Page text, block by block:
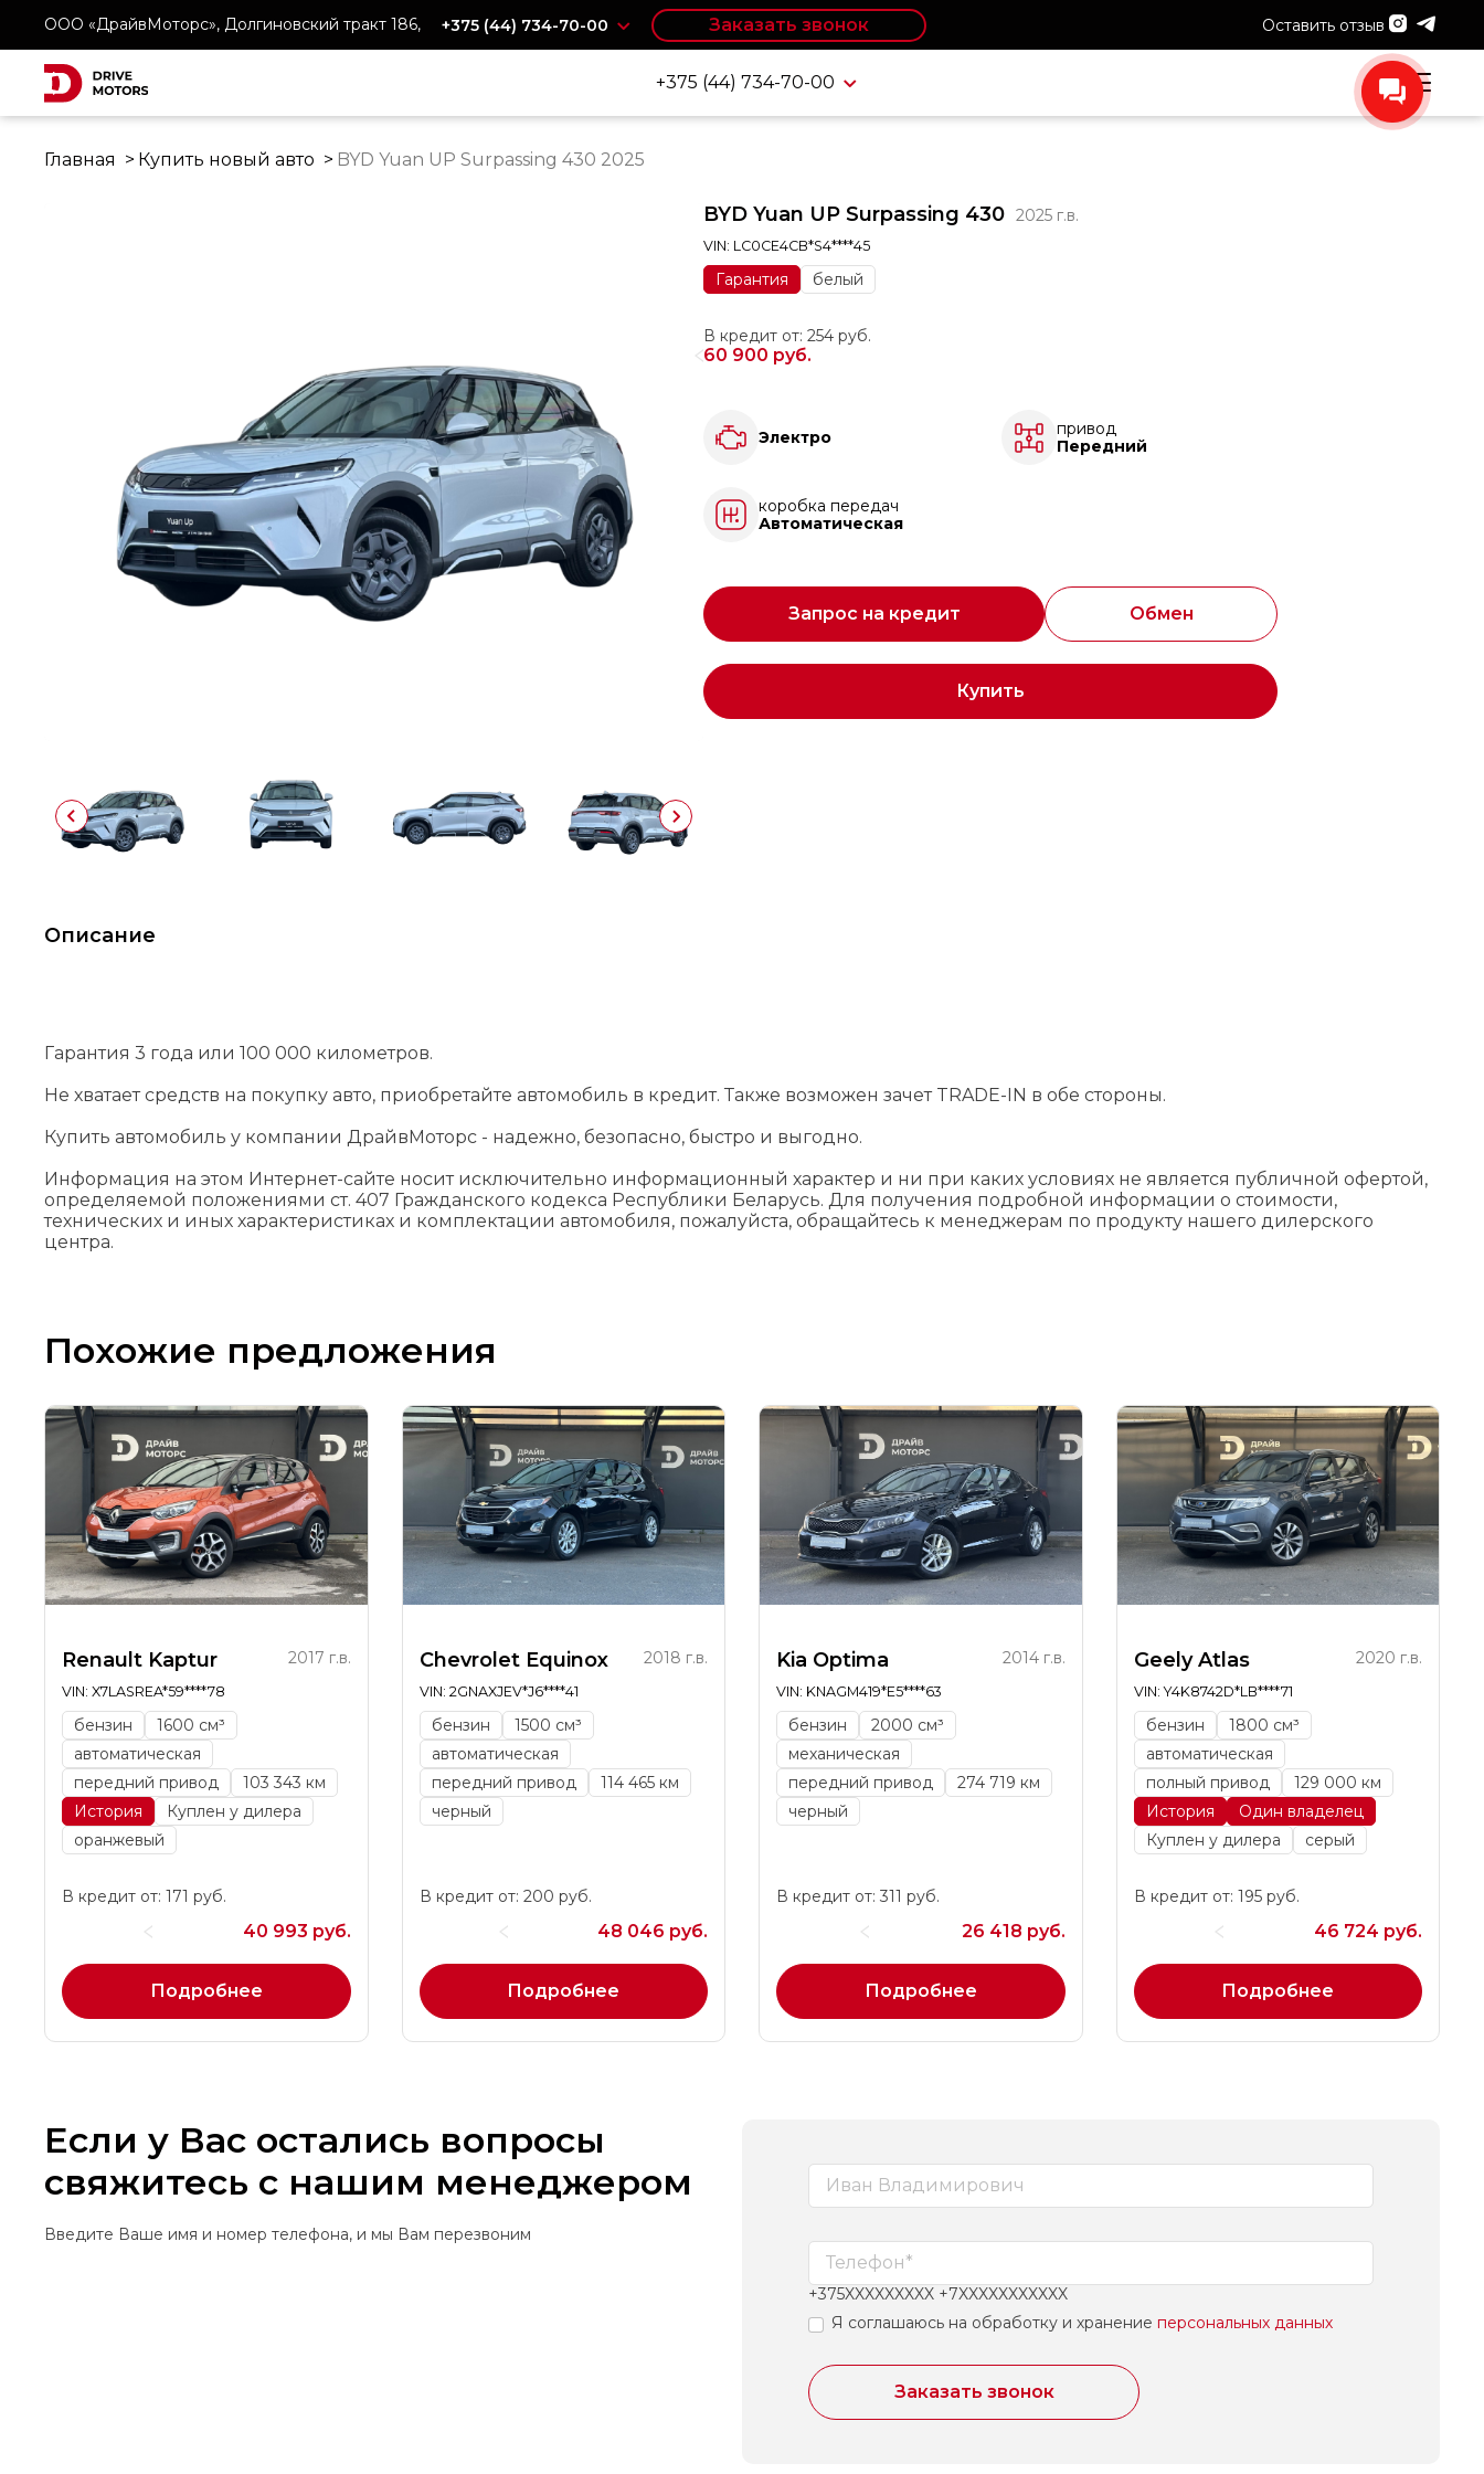
ООО «ДрайвМоторс», Долгиновский тракт 186, +375 (44) 734-70-00 Заказать звонок Оставить отзыв
+375 (44) 734-70-00
Главная Купить новый авто BYD Yuan UP Surpassing 430 2025
BYD Yuan UP Surpassing 430 2025 г.в.
VIN: LC0CE4CB*S4****45
Гарантия белый
В кредит от: 254 руб.
60 900 руб.
Электро
привод
Передний
коробка передач
Автоматическая
Запрос на кредит Обмен
Купить
Описание
Гарантия 3 года или 100 000 километров.
Не хватает средств на покупку авто, приобретайте автомобиль в кредит. Также возможен зачет TRADE-IN в обе стороны.
Купить автомобиль у компании ДрайвМоторс - надежно, безопасно, быстро и выгодно.
Информация на этом Интернет-сайте носит исключительно информационный характер и ни при каких условиях не является публичной офертой,
определяемой положениями cт. 407 Гражданского кодекса Республики Беларусь. Для получения подробной информации о стоимости,
технических и иных характеристиках и комплектации автомобиля, пожалуйста, обращайтесь к менеджерам по продукту нашего дилерского
центра.
Похожие предложения
Renault Kaptur 2017 г.в.
VIN: X7LASREA*59****78
бензин
1600 см³
автоматическая
передний привод
103 343 км
История
Куплен у дилера
оранжевый
В кредит от: 171 руб.
40 993 руб.
Подробнее
Chevrolet Equinox 2018 г.в.
VIN: 2GNAXJEV*J6****41
бензин
1500 см³
автоматическая
передний привод
114 465 км
черный
В кредит от: 200 руб.
48 046 руб.
Подробнее
Kia Optima 2014 г.в.
VIN: KNAGM419*E5****63
бензин
2000 см³
механическая
передний привод
274 719 км
черный
В кредит от: 311 руб.
26 418 руб.
Подробнее
Geely Atlas 2020 г.в.
VIN: Y4K8742D*LB****71
бензин
1800 см³
автоматическая
полный привод
129 000 км
История
Один владелец
Куплен у дилера
серый
В кредит от: 195 руб.
46 724 руб.
Подробнее
Если у Вас остались вопросы
свяжитесь с нашим менеджером
Введите Ваше имя и номер телефона, и мы Вам перезвоним
+375XXXXXXXXX +7XXXXXXXXXXX
Я соглашаюсь на обработку и хранение персональных данных
Заказать звонок